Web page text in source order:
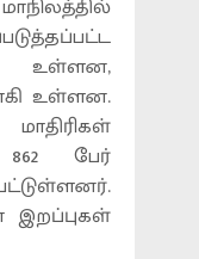
உள்ளன,
உள்ளன.
862 பேர்
இறப்புகள்